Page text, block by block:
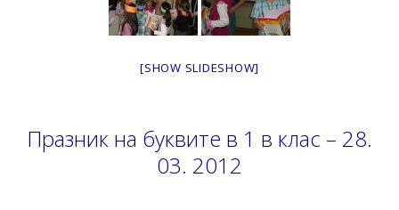
[SHOW SLIDESHOW]
Празник на буквите в 1 в клас – 28.
03. 2012